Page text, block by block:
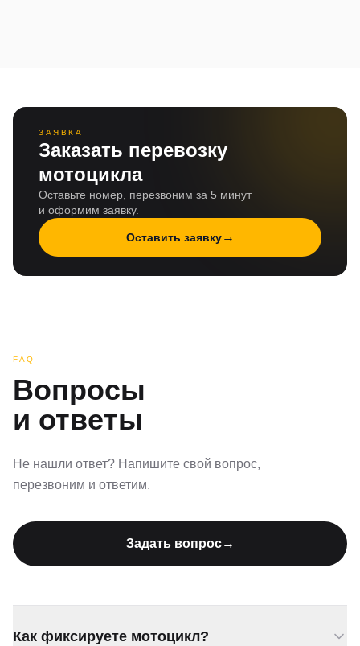
ЗАЯВКА
Заказать перевозку
мотоцикла
Оставьте номер, перезвоним за 5 минут
и оформим заявку.
Оставить заявку→
FAQ
Вопросы
и ответы
Не нашли ответ? Напишите свой вопрос,
перезвоним и ответим.
Задать вопрос→
Как фиксируете мотоцикл?